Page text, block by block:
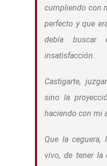
cumpliendo con
perfecto y que
debía
insatisfacción.
Castigarte,
sino la
haciendo con mi
Que la ceguera,
vivo, de tener la